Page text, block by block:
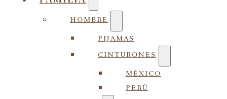
HOMBRE
PIJAMAS
CINTURONES
MÉXICO
PERÚ